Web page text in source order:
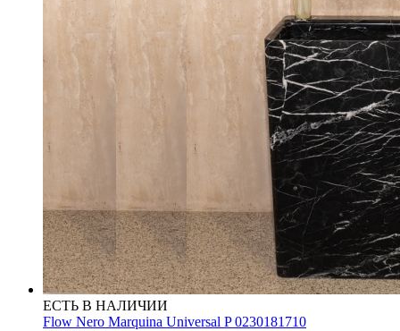
ЕСТЬ В НАЛИЧИИ
Flow Nero Marquina Universal P 0230181710